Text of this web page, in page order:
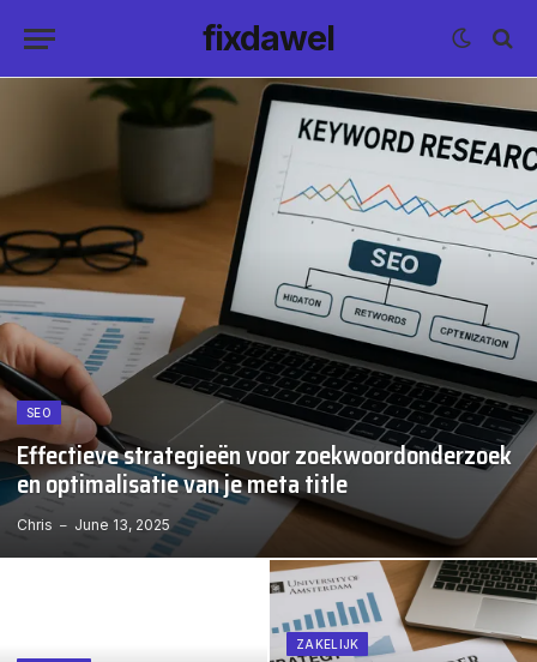
fixdawel
SEO
Effectieve strategieën voor zoekwoordonderzoek
en optimalisatie van je meta title
Chris June 13, 2025
ZAKELIJK